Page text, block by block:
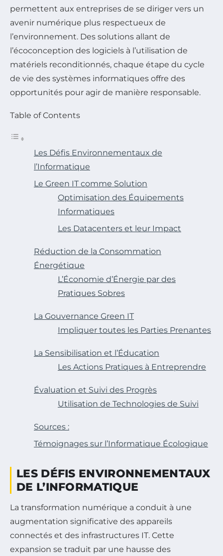
permettent aux entreprises de se diriger vers un
avenir numérique plus respectueux de
l’environnement. Des solutions allant de
l’écoconception des logiciels à l’utilisation de
matériels reconditionnés, chaque étape du cycle
de vie des systèmes informatiques offre des
opportunités pour agir de manière responsable.
Table of Contents
Les Défis Environnementaux de
l’Informatique
Le Green IT comme Solution
Optimisation des Équipements
Informatiques
Les Datacenters et leur Impact
Réduction de la Consommation
Énergétique
L’Économie d’Énergie par des
Pratiques Sobres
La Gouvernance Green IT
Impliquer toutes les Parties Prenantes
La Sensibilisation et l’Éducation
Les Actions Pratiques à Entreprendre
Évaluation et Suivi des Progrès
Utilisation de Technologies de Suivi
Sources :
Témoignages sur l’Informatique Écologique
LES DÉFIS ENVIRONNEMENTAUX
DE L’INFORMATIQUE
La transformation numérique a conduit à une
augmentation significative des appareils
connectés et des infrastructures IT. Cette
expansion se traduit par une hausse des